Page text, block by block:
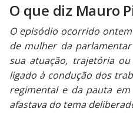
O que diz Mauro
O episódio ocorrido
de mulher da
sua atuação, trajetória
ligado à condução dos
regimental e da pauta
afastava do tema